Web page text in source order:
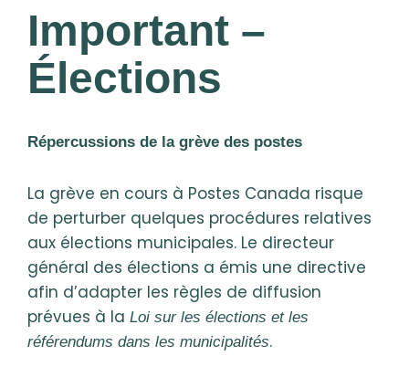
Important –
Élections
Répercussions de la grève des postes
La grève en cours à Postes Canada risque
de perturber quelques procédures relatives
aux élections municipales. Le directeur
général des élections a émis une directive
afin d’adapter les règles de diffusion
prévues à la Loi sur les élections et les
référendums dans les municipalités.